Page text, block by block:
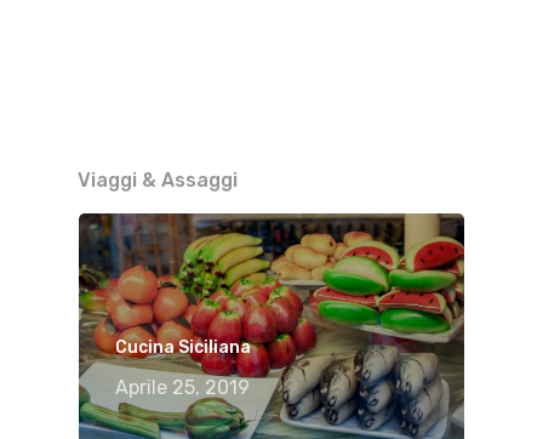
Viaggi & Assaggi
Cucina Siciliana
Aprile 25, 2019